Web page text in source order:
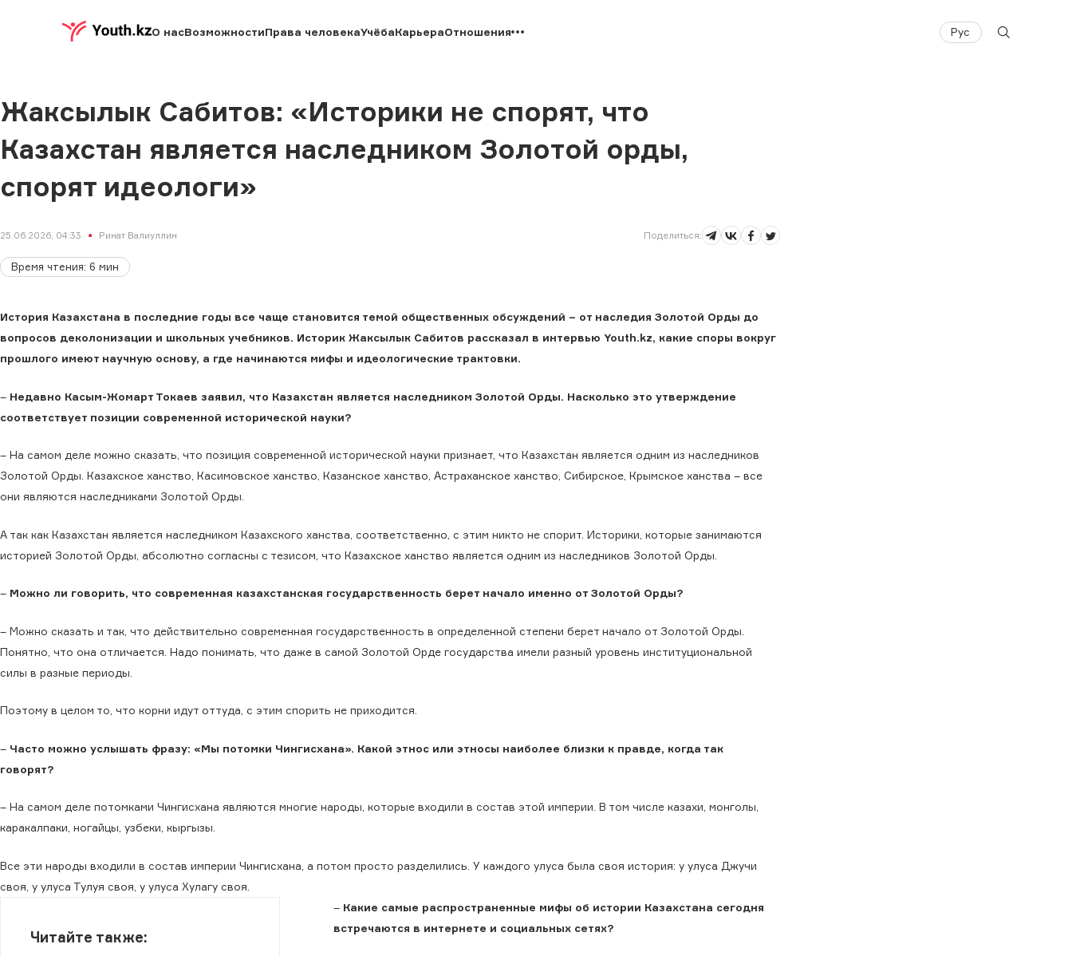
О насВозможностиПрава человекаУчёбаКарьераОтношения Рус
Жаксылык Сабитов: «Историки не спорят, что
Казахстан является наследником Золотой орды,
спорят идеологи»
25.06.2026, 04:33 Ринат Валиуллин Поделиться:
Время чтения: 6 мин
История Казахстана в последние годы все чаще становится темой общественных обсуждений – от наследия Золотой Орды до
вопросов деколонизации и школьных учебников. Историк Жаксылык Сабитов рассказал в интервью Youth.kz, какие споры вокруг
прошлого имеют научную основу, а где начинаются мифы и идеологические трактовки.
– Недавно Касым-Жомарт Токаев заявил, что Казахстан является наследником Золотой Орды. Насколько это утверждение
соответствует позиции современной исторической науки?
– На самом деле можно сказать, что позиция современной исторической науки признает, что Казахстан является одним из наследников
Золотой Орды. Казахское ханство, Касимовское ханство, Казанское ханство, Астраханское ханство, Сибирское, Крымское ханства – все
они являются наследниками Золотой Орды.
А так как Казахстан является наследником Казахского ханства, соответственно, с этим никто не спорит. Историки, которые занимаются
историей Золотой Орды, абсолютно согласны с тезисом, что Казахское ханство является одним из наследников Золотой Орды.
– Можно ли говорить, что современная казахстанская государственность берет начало именно от Золотой Орды?
– Можно сказать и так, что действительно современная государственность в определенной степени берет начало от Золотой Орды.
Понятно, что она отличается. Надо понимать, что даже в самой Золотой Орде государства имели разный уровень институциональной
силы в разные периоды.
Поэтому в целом то, что корни идут оттуда, с этим спорить не приходится.
– Часто можно услышать фразу: «Мы потомки Чингисхана». Какой этнос или этносы наиболее близки к правде, когда так
говорят?
– На самом деле потомками Чингисхана являются многие народы, которые входили в состав этой империи. В том числе казахи, монголы,
каракалпаки, ногайцы, узбеки, кыргызы.
Все эти народы входили в состав империи Чингисхана, а потом просто разделились. У каждого улуса была своя история: у улуса Джучи
своя, у улуса Тулуя своя, у улуса Хулагу своя.
Читайте также:
– Какие самые распространенные мифы об истории Казахстана сегодня
встречаются в интернете и социальных сетях?